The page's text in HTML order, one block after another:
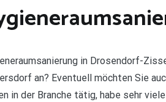
in Drosendorf-
an? Eventuell möchten Sie
in der Branche tätig, habe sehr